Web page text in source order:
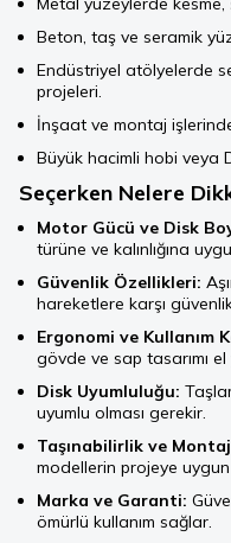
Beton, taş ve seramik
Endüstriyel atölyelerde
projeleri.
İnşaat ve montaj
Büyük hacimli hobi veya
Seçerken Nelere
Motor Gücü ve Disk
türüne ve kalınlığına
Güvenlik Özellikleri:
hareketlere karşı
Ergonomi ve Kullanım
gövde ve sap tasarımı
Disk Uyumluluğu:
uyumlu olması gerekir.
Taşınabilirlik ve Montaj
modellerin projeye
Marka ve Garanti:
ömürlü kullanım sağlar.